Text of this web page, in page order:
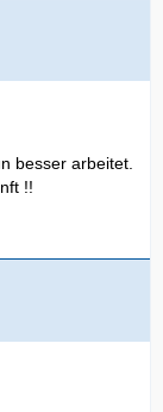
besser arbeitet.
!!